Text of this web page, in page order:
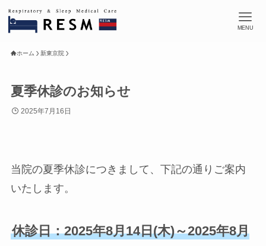
MENU
ホーム 新東京院
夏季休診のお知らせ
2025年7月16日
当院の夏季休診につきまして、下記の通りご案内
いたします。
休診日：2025年8月14日(木)～2025年8月